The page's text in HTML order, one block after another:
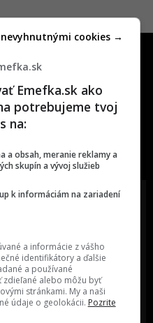
miesto na
na svete
poznáš niekoho, o kom by sme
mali určite napísať?
POŠLI NÁM TIP NA ČLÁNOK
Emefka.sk ako
potrebujeme tvoj
na:
a obsah, meranie reklamy a
skupín a vývoj služieb
k informáciám na zariadení
a informácie z vášho
identifikátory a ďalšie
a používané
alebo môžu byť
stránkami. My a naši
údaje o geolokácii. Pozrite
cookies →